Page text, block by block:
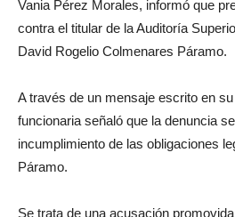
Vania Pérez Morales, informó que
contra el titular de la Auditoría
David Rogelio Colmenares Páramo.
A través de un mensaje escrito en
funcionaria señaló que la denuncia
incumplimiento de las obligaciones
Páramo.
Se trata de una acusación